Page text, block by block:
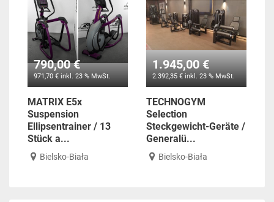
790,00 €
971,70 € inkl. 23 % MwSt.
MATRIX E5x
Suspension
Ellipsentrainer / 13
Stück a...
Bielsko-Biała
1.945,00 €
2.392,35 € inkl. 23 % MwSt.
TECHNOGYM
Selection
Steckgewicht-Geräte /
Generalü...
Bielsko-Biała